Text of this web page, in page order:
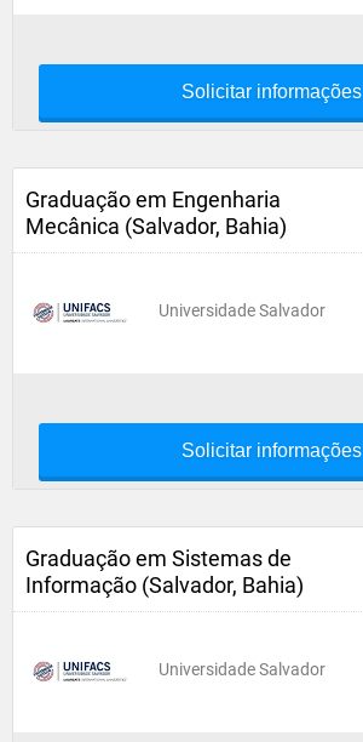
Solicitar informações
Graduação em Engenharia
Mecânica (Salvador, Bahia)
Universidade Salvador
Solicitar informações
Graduação em Sistemas de
Informação (Salvador, Bahia)
Universidade Salvador